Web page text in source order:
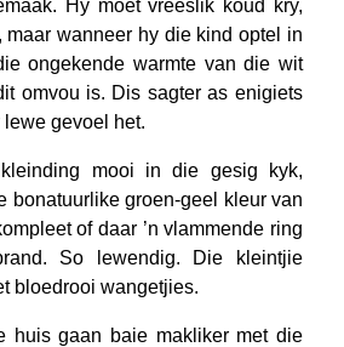
Hy moet vreeslik koud kry,
maar wanneer hy die kind optel in
ongekende warmte van die wit
omvou is. Dis sagter as enigiets
gevoel het.
mooi in die gesig kyk,
bonatuurlike groen-geel kleur van
of daar ’n vlammende ring
So lewendig. Die kleintjie
bloedrooi wangetjies.
huis gaan baie makliker met die